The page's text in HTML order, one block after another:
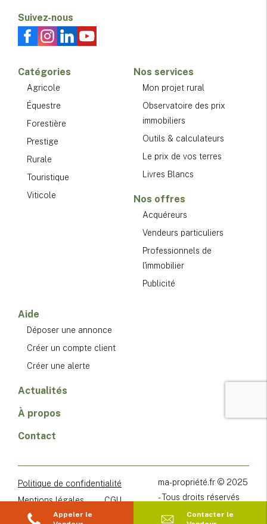
Contacter le
Appeler le
Suivez-nous
Catégories
Agricole
Équestre
Forestière
Prestige
Rurale
Touristique
Viticole
Nos services
Mon projet rural
Observatoire des prix
immobiliers
Outils & calculateurs
Le prix de vos terres
Livres Blancs
Nos offres
Acquéreurs
Vendeurs particuliers
Professionnels de
l'immobilier
Publicité
Aide
Déposer une annonce
Créer un compte client
Créer une alerte
Actualités
À propos
Contact
Politique de confidentialité
Mentions légales
CGU
CGV
ma-propriété.fr © 2025
- Tous droits réservés